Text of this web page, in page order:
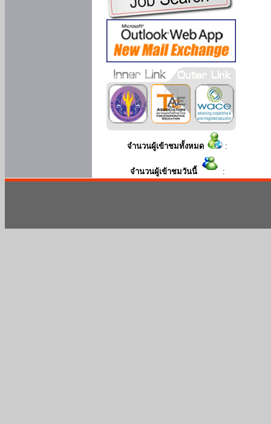
จำนวนผู้เข้าชมทั้งหมด :
จำนวนผู้เข้าชมวันนี้ :